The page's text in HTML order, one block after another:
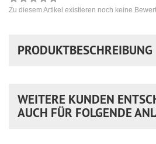
Zu diesem Artikel existieren noch keine
PRODUKTBESCHREIBUNG
WEITERE KUNDEN
AUCH FÜR FOLGENDE